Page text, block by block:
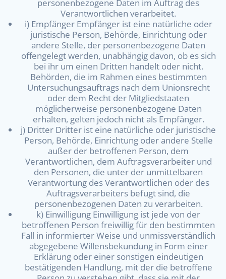
personenbezogene Daten im Auftrag des
Verantwortlichen verarbeitet.
i) Empfänger Empfänger ist eine natürliche oder
juristische Person, Behörde, Einrichtung oder
andere Stelle, der personenbezogene Daten
offengelegt werden, unabhängig davon, ob es sich
bei ihr um einen Dritten handelt oder nicht.
Behörden, die im Rahmen eines bestimmten
Untersuchungsauftrags nach dem Unionsrecht
oder dem Recht der Mitgliedstaaten
möglicherweise personenbezogene Daten
erhalten, gelten jedoch nicht als Empfänger.
j) Dritter Dritter ist eine natürliche oder juristische
Person, Behörde, Einrichtung oder andere Stelle
außer der betroffenen Person, dem
Verantwortlichen, dem Auftragsverarbeiter und
den Personen, die unter der unmittelbaren
Verantwortung des Verantwortlichen oder des
Auftragsverarbeiters befugt sind, die
personenbezogenen Daten zu verarbeiten.
k) Einwilligung Einwilligung ist jede von der
betroffenen Person freiwillig für den bestimmten
Fall in informierter Weise und unmissverständlich
abgegebene Willensbekundung in Form einer
Erklärung oder einer sonstigen eindeutigen
bestätigenden Handlung, mit der die betroffene